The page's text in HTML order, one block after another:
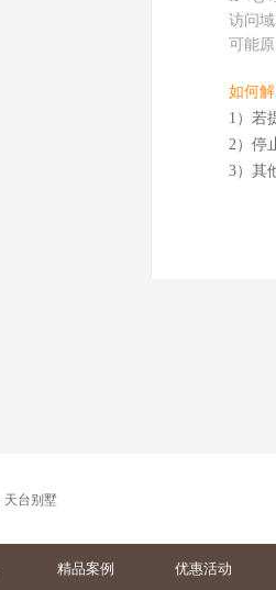
天台别墅
精品案例 优惠活动